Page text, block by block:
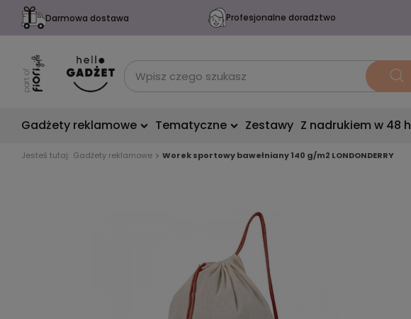
Darmowa dostawa Profesjonalne doradztwo
Gadżety reklamowe Tematyczne Zestawy Z nadrukiem w 48 h
Jesteś tutaj: Gadżety reklamowe Worek sportowy bawełniany 140 g/m2 LONDONDERRY